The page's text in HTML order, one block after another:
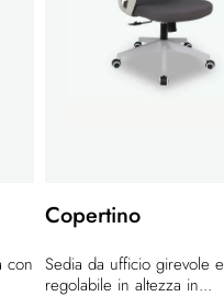
con
Copertino
Sedia da ufficio girevole e
regolabile in altezza in...